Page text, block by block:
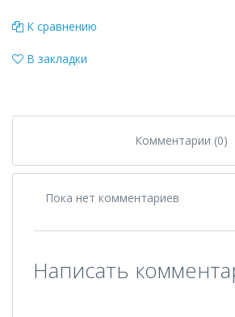
К сравнению
В закладки
Комментарии (0)
Пока нет комментариев
Написать